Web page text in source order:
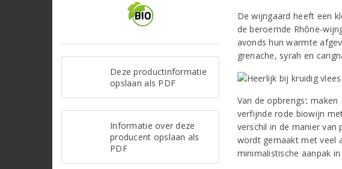
Deze productinformatie
opslaan als PDF
Informatie over deze
producent opslaan als
PDF
De wijngaard heeft een
de beroemde Rhône-
avonds hun warmte
grenache, syrah en
Van de opbrengst maken
verfijnde rode biowijn
verschil in de manier van
wordt gemaakt met veel
minimalistische aanpak